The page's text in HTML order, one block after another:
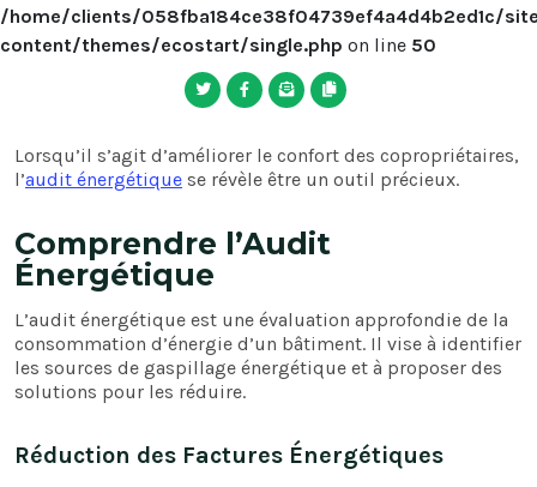
/home/clients/058fba184ce38f04739ef4a4d4b2ed1c/
content/themes/ecostart/single.php on line 50
Lorsqu’il s’agit d’améliorer le confort des copropriétaires,
l’audit énergétique se révèle être un outil précieux.
Comprendre l’Audit
Énergétique
L’audit énergétique est une évaluation approfondie de la
consommation d’énergie d’un bâtiment. Il vise à identifier
les sources de gaspillage énergétique et à proposer des
solutions pour les réduire.
Réduction des Factures Énergétiques